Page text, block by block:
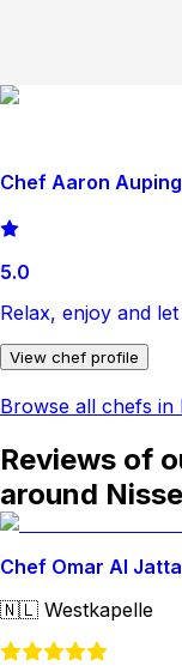
Chef Aaron Auping
5.0
Relax, enjoy and
View chef profile
Browse all chefs in
Reviews of
around Nisse
Chef Omar Al
🇳🇱 Westkapelle